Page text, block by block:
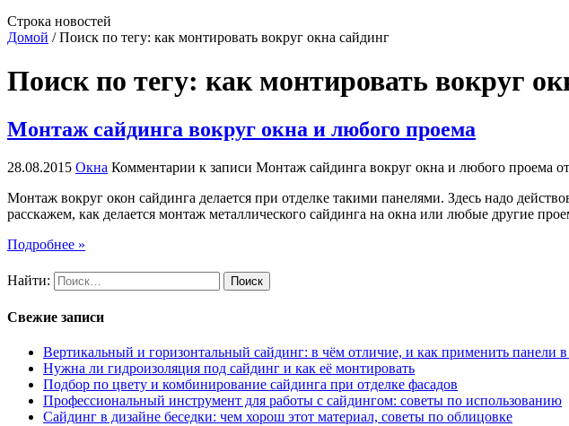
Строка новостей
Домой / Поиск по тегу: как монтировать вокруг окна сайдинг
Поиск по тегу: как монтировать вокруг
Монтаж сайдинга вокруг окна и любого проема
28.08.2015 Окна Комментарии к записи Монтаж сайдинга вокруг окна и любого проема
Монтаж вокруг окон сайдинга делается при отделке такими панелями. Здесь надо
расскажем, как делается монтаж металлического сайдинга на окна или любые другие
Подробнее »
Найти:
Свежие записи
Вертикальный и горизонтальный сайдинг: в чём отличие, и как применить панели в
Нужна ли гидроизоляция под сайдинг и как её монтировать
Подбор по цвету и комбинирование сайдинга при отделке фасадов
Профессиональный инструмент для работы с сайдингом: советы по использованию
Сайдинг в дизайне беседки: чем хорош этот материал, советы по облицовке